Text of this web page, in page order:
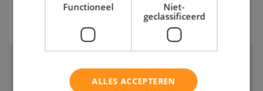
Vul contact formulier in voor meer informatie.
Functioneel
Niet-
geclassificeerd
ALLES ACCEPTEREN